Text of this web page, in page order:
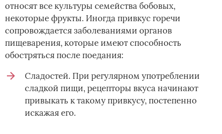
относят все культуры семейства бобовых,
некоторые фрукты. Иногда привкус горечи
сопровождается заболеваниями органов
пищеварения, которые имеют способность
обостряться после поедания:
Сладостей. При регулярном употреблении
сладкой пищи, рецепторы вкуса начинают
привыкать к такому привкусу, постепенно
искажая его.